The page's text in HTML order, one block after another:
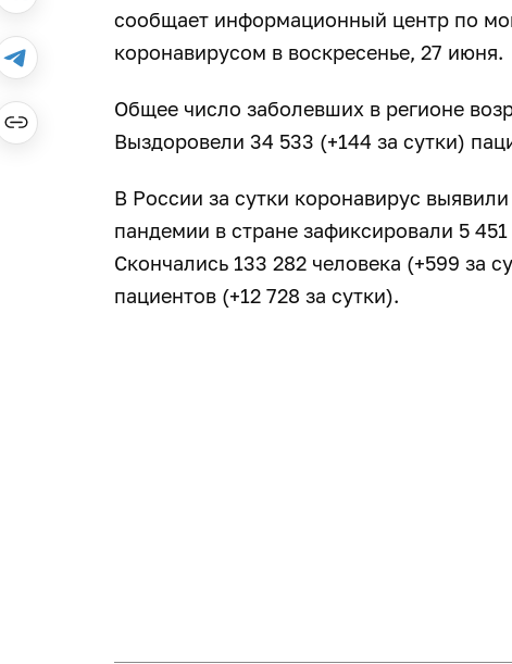
сообщает информационный центр по
коронавирусом в воскресенье, 27 июня.
Общее число заболевших в регионе
Выздоровели 34 533 (+144 за сутки)
В России за сутки коронавирус
пандемии в стране зафиксировали 5
Скончались 133 282 человека (+599 за
пациентов (+12 728 за сутки).